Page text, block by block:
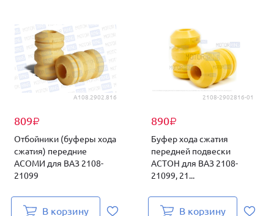
А108.2902.816
809₽
Отбойники (буферы хода
сжатия) передние
АСОМИ для ВАЗ 2108-
21099
В корзину
2108-2902816-01
890₽
Буфер хода сжатия
передней подвески
АСТОН для ВАЗ 2108-
21099, 21...
В корзину